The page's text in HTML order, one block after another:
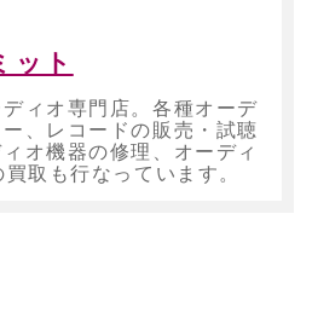
ット
ィオ専門店。各種オーデ
、レコードの販売・試聴
オ機器の修理、オーディ
取も行なっています。